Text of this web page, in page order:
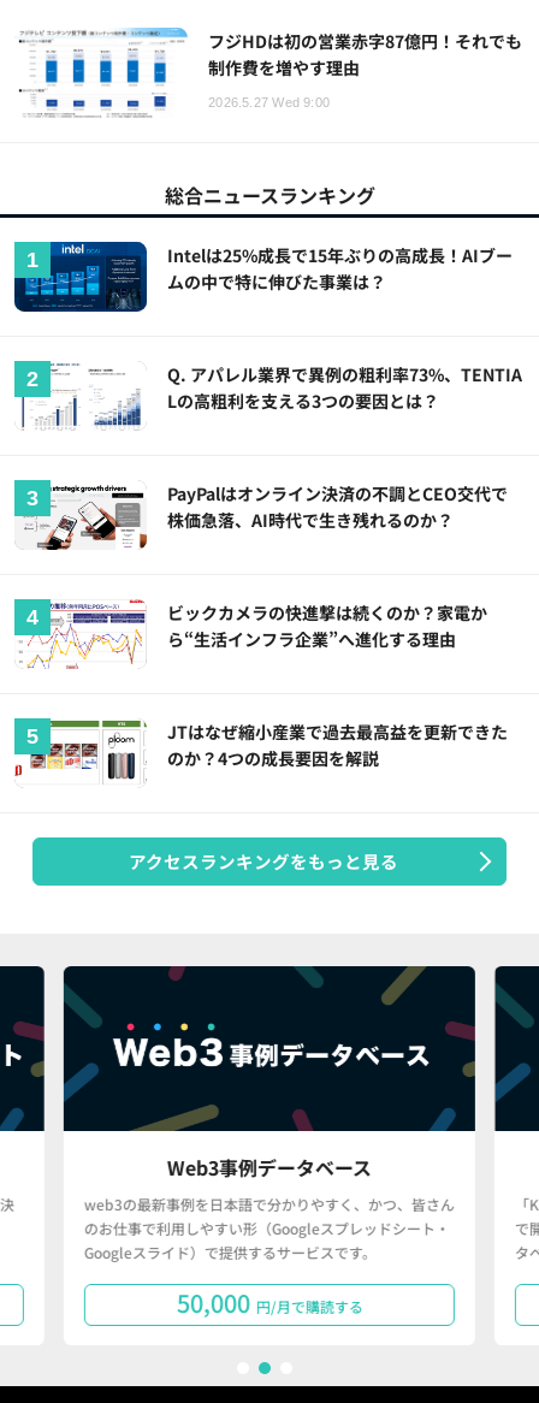
フジHDは初の営業赤字87億円！それでも
制作費を増やす理由
2026.5.27 Wed 9:00
総合ニュースランキング
Intelは25%成長で15年ぶりの高成長！AIブー
ムの中で特に伸びた事業は？
Q. アパレル業界で異例の粗利率73%、TENTIA
Lの高粗利を支える3つの要因とは？
PayPalはオンライン決済の不調とCEO交代で
株価急落、AI時代で生き残れるのか？
ビックカメラの快進撃は続くのか？家電か
ら“生活インフラ企業”へ進化する理由
JTはなぜ縮小産業で過去最高益を更新できた
のか？4つの成長要因を解説
アクセスランキングをもっと見る
Web3事例データベース
web3の最新事例を日本語で分かりやすく、かつ、皆さん
のお仕事で利用しやすい形（Googleスプレッドシート・
Googleスライド）で提供するサービスです。
50,000 円/月で購読する
で
タ